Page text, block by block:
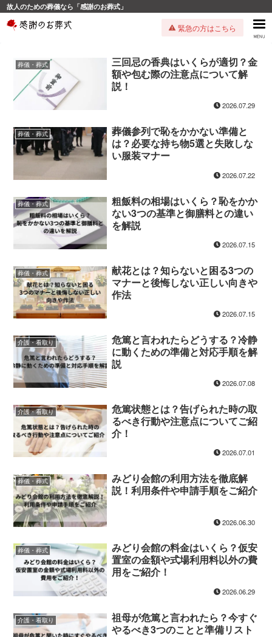
故人のための葬儀なら「感謝のお葬式」
緊急の方はこちら
葬儀・葬式
三回忌の香典はいくらが適切？金
額や包む際の注意点について解
説！
2026.07.29
葬儀・葬式
葬儀参列で恥をかかない準備と
は？必要な持ち物5選と失敗しな
い服装マナー
2026.07.22
葬儀・葬式
粗飯料の相場はいくら？恥をかか
ない3つの基準と御膳料との違い
を解説
2026.07.15
葬儀・葬式
献花とは？知らないと困る3つの
マナーと後悔しない正しい向きや
作法
2026.07.15
介護・看取り
危篤と言われたらどうする？冷静
に動くための準備と対応手順を解
説
2026.07.08
介護・看取り
危篤状態とは？告げられた時の取
るべき行動や注意点についてご紹
介！
2026.07.01
葬儀・葬式
みどり会館の利用方法を徹底解
説！利用条件や申請手順をご紹介
2026.06.30
葬儀・葬式
みどり会館の料金はいくら？仮安
置室の金額や式場利用料以外の費
用をご紹介！
2026.06.29
介護・看取り
祖母が危篤と言われたら？今すぐ
やるべき3つのことと準備リスト